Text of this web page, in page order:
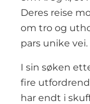
Deres reise
om tro og
pars unike vei.
I sin søken
fire
har endt i